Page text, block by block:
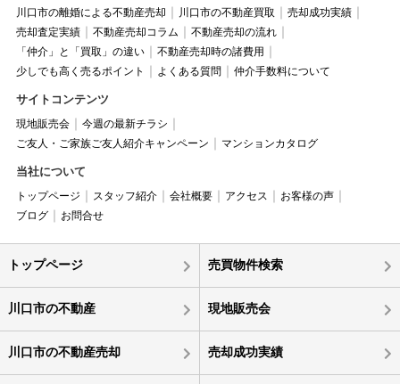
川口市の離婚による不動産売却
川口市の不動産買取
売却成功実績
売却査定実績
不動産売却コラム
不動産売却の流れ
「仲介」と「買取」の違い
不動産売却時の諸費用
少しでも高く売るポイント
よくある質問 仲介手数料について
サイトコンテンツ
現地販売会
今週の最新チラシ
ご友人・ご家族ご友人紹介キャンペーン
マンションカタログ
当社について
トップページ スタッフ紹介 会社概要 アクセス
お客様の声
ブログ
お問合せ
トップページ 売買物件検索
川口市の不動産 現地販売会
川口市の不動産売却 売却成功実績